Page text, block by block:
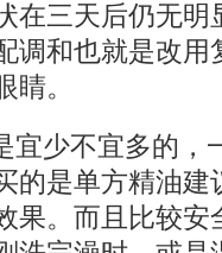
在三天后仍无明
调和也就是改用
睛。
宜少不宜多的，
的是单方精油建
果。而且比较安